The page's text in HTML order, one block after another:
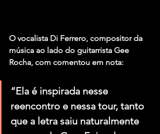
O vocalista Di Ferrero, compositor da
música ao lado do guitarrista Gee
Rocha, com comentou em nota:
“Ela é inspirada nesse
reencontro e nessa tour, tanto
que a letra saiu naturalmente